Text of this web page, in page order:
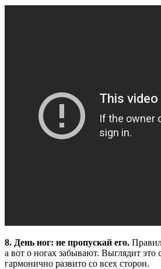
8. День ног: не пропускай его.
а вот о ногах забывают. Выглядит
гармонично развито со всех сторон.